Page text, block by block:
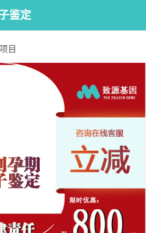
鉴定
目